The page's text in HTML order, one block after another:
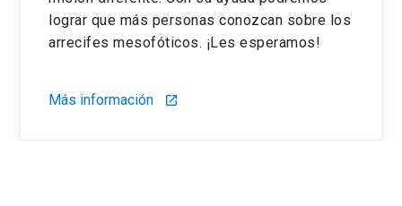
lograr que más personas conozcan sobre los
arrecifes mesofóticos. ¡Les esperamos!
Más información launch